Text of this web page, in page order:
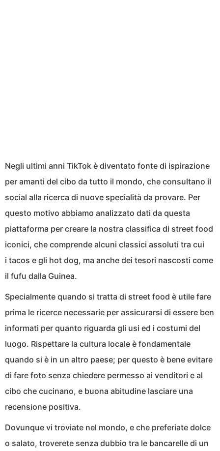
Negli ultimi anni TikTok è diventato fonte di ispirazione
per amanti del cibo da tutto il mondo, che consultano il
social alla ricerca di nuove specialità da provare. Per
questo motivo abbiamo analizzato dati da questa
piattaforma per creare la nostra classifica di street food
iconici, che comprende alcuni classici assoluti tra cui
i tacos e gli hot dog, ma anche dei tesori nascosti come
il fufu dalla Guinea.
Specialmente quando si tratta di street food è utile fare
prima le ricerce necessarie per assicurarsi di essere ben
informati per quanto riguarda gli usi ed i costumi del
luogo. Rispettare la cultura locale è fondamentale
quando si è in un altro paese; per questo è bene evitare
di fare foto senza chiedere permesso ai venditori e al
cibo che cucinano, e buona abitudine lasciare una
recensione positiva.
Dovunque vi troviate nel mondo, e che preferiate dolce
o salato, troverete senza dubbio tra le bancarelle di un